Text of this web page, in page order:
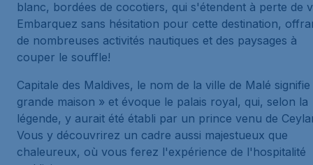
blanc, bordées de cocotiers, qui s'étendent à perte de
Embarquez sans hésitation pour cette destination,
de nombreuses activités nautiques et des paysages à
couper le souffle!
Capitale des Maldives, le nom de la ville de Malé signifie
grande maison » et évoque le palais royal, qui, selon la
légende, y aurait été établi par un prince venu de
Vous y découvrirez un cadre aussi majestueux que
chaleureux, où vous ferez l'expérience de l'hospitalité